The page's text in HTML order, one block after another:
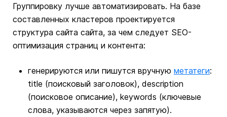
Группировку лучше автоматизировать. На базе
составленных кластеров проектируется
структура сайта сайта, за чем следует SEO-
оптимизация страниц и контента:
генерируются или пишутся вручную метатеги:
title (поисковый заголовок), description
(поисковое описание), keywords (ключевые
слова, указываются через запятую).